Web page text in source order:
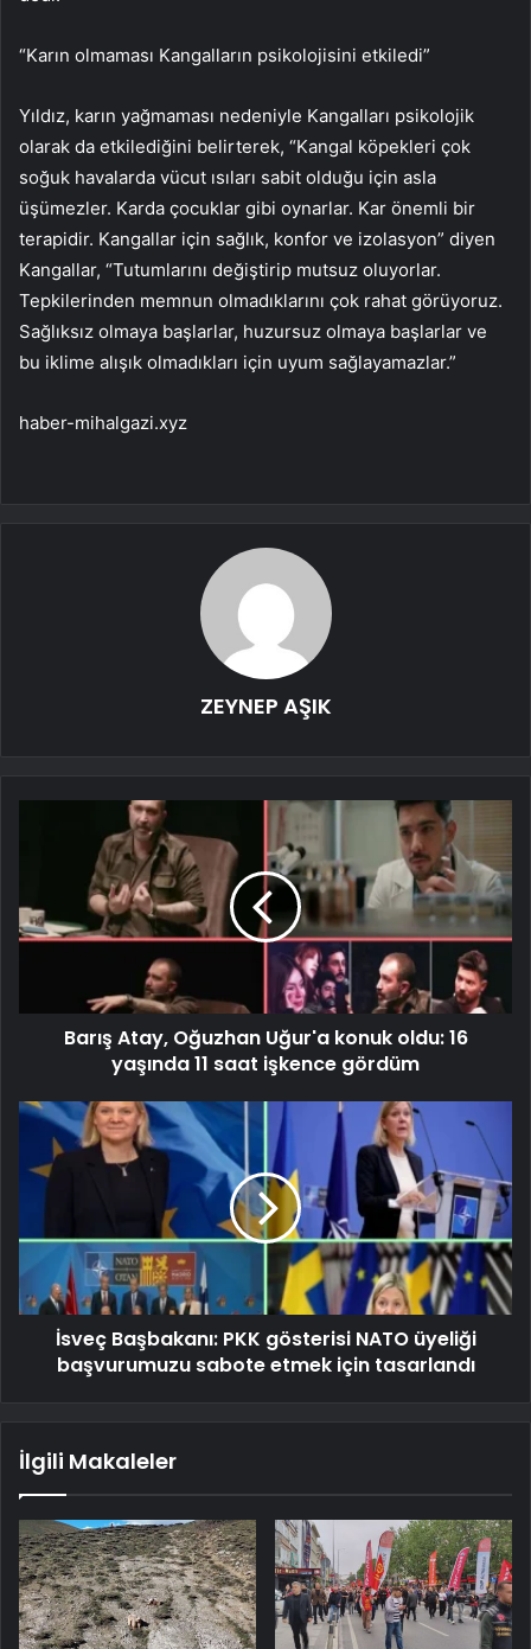
“Karın olmaması Kangalların psikolojisini etkiledi”
Yıldız, karın yağmaması nedeniyle Kangalları psikolojik
olarak da etkilediğini belirterek, “Kangal köpekleri çok
soğuk havalarda vücut ısıları sabit olduğu için asla
üşümezler. Karda çocuklar gibi oynarlar. Kar önemli bir
terapidir. Kangallar için sağlık, konfor ve izolasyon” diyen
Kangallar, “Tutumlarını değiştirip mutsuz oluyorlar.
Tepkilerinden memnun olmadıklarını çok rahat görüyoruz.
Sağlıksız olmaya başlarlar, huzursuz olmaya başlarlar ve
bu iklime alışık olmadıkları için uyum sağlayamazlar.”
haber-mihalgazi.xyz
ZEYNEP AŞIK
Barış Atay, Oğuzhan Uğur'a konuk oldu: 16
yaşında 11 saat işkence gördüm
İsveç Başbakanı: PKK gösterisi NATO üyeliği
başvurumuzu sabote etmek için tasarlandı
İlgili Makaleler